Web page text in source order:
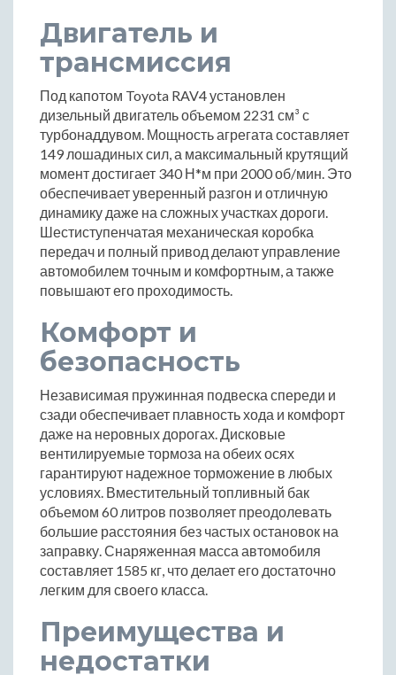
Двигатель и
трансмиссия
Под капотом Toyota RAV4 установлен
дизельный двигатель объемом 2231 см³ с
турбонаддувом. Мощность агрегата составляет
149 лошадиных сил, а максимальный крутящий
момент достигает 340 Н*м при 2000 об/мин. Это
обеспечивает уверенный разгон и отличную
динамику даже на сложных участках дороги.
Шестиступенчатая механическая коробка
передач и полный привод делают управление
автомобилем точным и комфортным, а также
повышают его проходимость.
Комфорт и
безопасность
Независимая пружинная подвеска спереди и
сзади обеспечивает плавность хода и комфорт
даже на неровных дорогах. Дисковые
вентилируемые тормоза на обеих осях
гарантируют надежное торможение в любых
условиях. Вместительный топливный бак
объемом 60 литров позволяет преодолевать
большие расстояния без частых остановок на
заправку. Снаряженная масса автомобиля
составляет 1585 кг, что делает его достаточно
легким для своего класса.
Преимущества и
недостатки